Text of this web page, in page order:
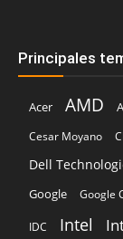
Principales
Acer AMD
Cesar Moyano
Dell
Google Google
IDC Intel